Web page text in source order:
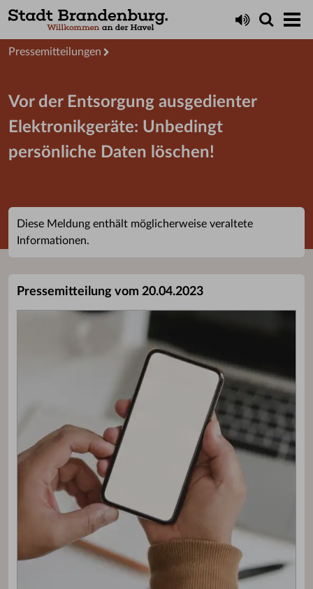
Presseservice
Pressemitteilungen
Vor der Entsorgung ausgedienter
Elektronikgeräte: Unbedingt
persönliche Daten löschen!
Diese Meldung enthält möglicherweise veraltete
Informationen.
Pressemitteilung vom 20.04.2023